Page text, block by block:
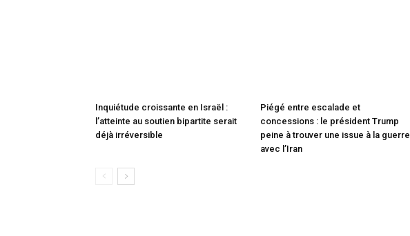
Inquiétude croissante en Israël :
l’atteinte au soutien bipartite serait
déjà irréversible
Piégé entre escalade et
concessions : le président Trump
peine à trouver une issue à la guerre
avec l’Iran